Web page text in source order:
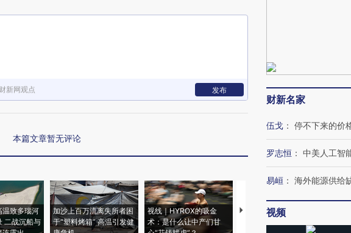
新网观点 发布
本篇文章暂无评论
温致多瑙河
二战沉船与
加沙上百万流离失所者困
于“塑料烤箱” 高温引发健
视线｜HYROX的吸金
术：是什么让中产们甘
马航飞行员跨国走私7万
财新名家
伍戈 ： 停不下来的价
罗志恒 ： 中美人工智
易峘 ： 海外能源供给
视频